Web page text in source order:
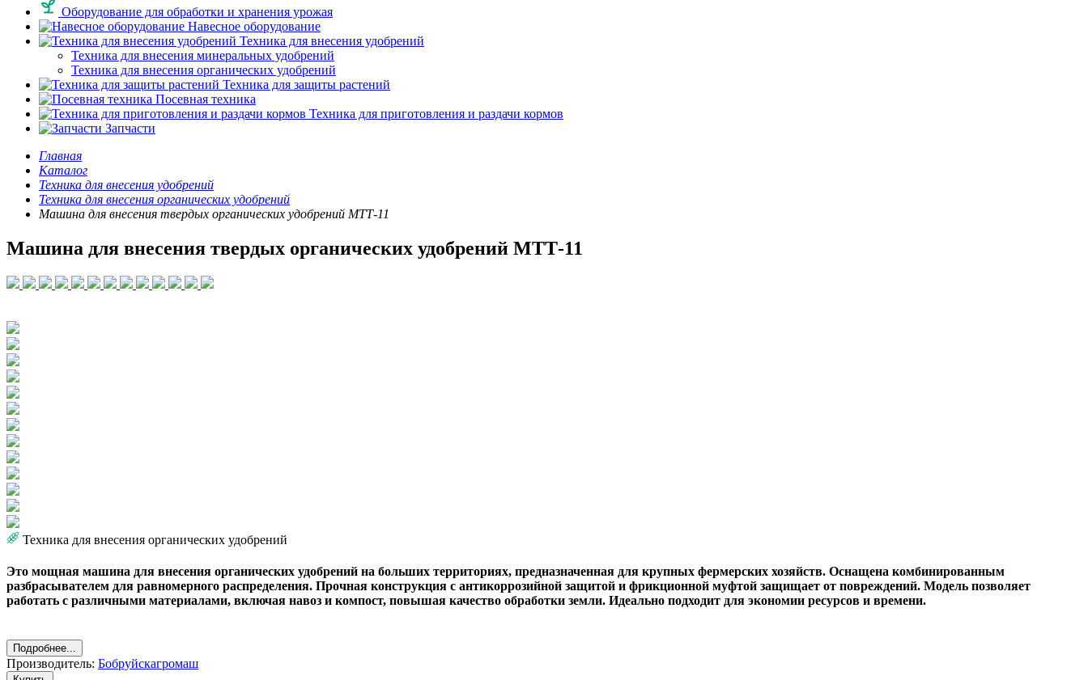
Оборудование для обработки и хранения урожая
Навесное оборудование
Техника для внесения удобрений
Техника для внесения минеральных удобрений
Техника для внесения органических удобрений
Техника для защиты растений
Посевная техника
Техника для приготовления и раздачи кормов
Запчасти
Главная
Каталог
Техника для внесения удобрений
Техника для внесения органических удобрений
Машина для внесения твердых органических удобрений МТТ-11
Машина для внесения твердых органических удобрений МТТ-11
Техника для внесения органических удобрений
Это мощная машина для внесения органических удобрений на больших территориях, предназначенная для крупных фермерских хозяйств. Оснащена комбинированным
разбрасывателем для равномерного распределения. Прочная конструкция с антикоррозийной защитой и фрикционной муфтой защищает от повреждений. Модель позволяет
работать с различными материалами, включая навоз и компост, повышая качество обработки земли. Идеально подходит для экономии ресурсов и времени.
Подробнее...
Производитель: Бобруйскагромаш